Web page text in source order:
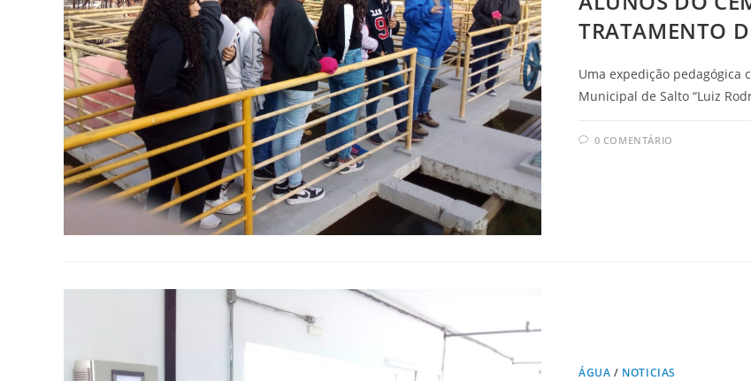
TRATAMENTO
Uma expedição pedagógica
Municipal de Salto “Luiz
0 COMENTÁRIO
ÁGUA / NOTICIAS